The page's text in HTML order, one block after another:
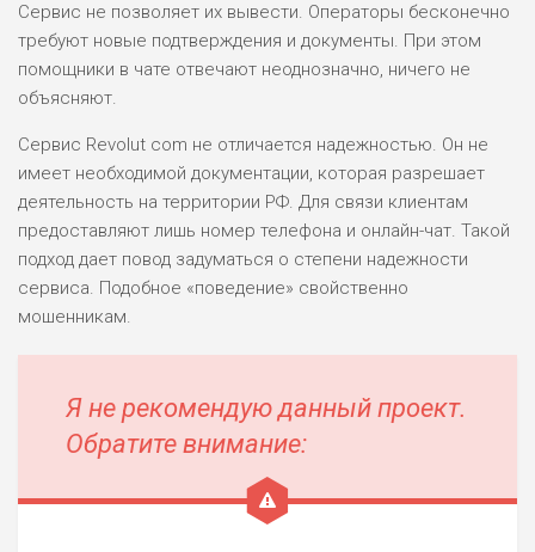
НАЗВАНИЕ ОБЗОР
ПОДОЙДЕТ
РИСКИ: НИЗКИЕ
ДОХОД: ВЫСОКИЙ
БЮДЖЕТ: ВЫСОКИЙ
ДОХОД: ВЫСОКИЙ
БЮДЖЕТ: НИЗКИЙ
Сервис не позволяет их вывести. Операторы бесконечно
требуют новые подтверждения и документы. При этом
помощники в чате отвечают неоднозначно, ничего не
объясняют.
Сервис Revolut com не отличается надежностью. Он не
имеет необходимой документации, которая разрешает
деятельность на территории РФ. Для связи клиентам
предоставляют лишь номер телефона и онлайн-чат. Такой
подход дает повод задуматься о степени надежности
сервиса. Подобное «поведение» свойственно
мошенникам.
Я не рекомендую данный проект.
Обратите внимание: